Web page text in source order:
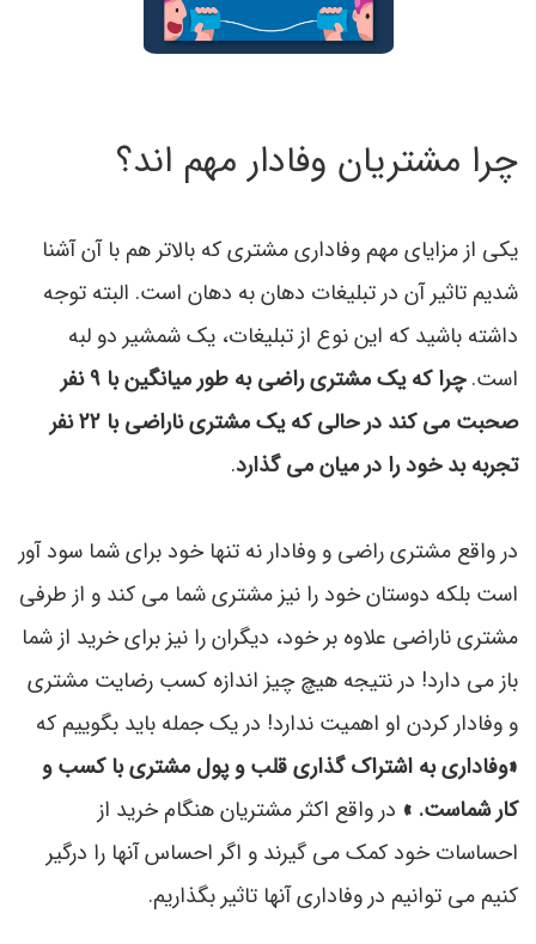
چرا مشتریان وفادار مهم اند؟
یکی از مزایای مهم وفاداری مشتری که بالاتر هم با آن آشنا
شدیم تاثیر آن در تبلیغات دهان به دهان است. البته توجه
داشته باشید كه این نوع از تبلیغات، یك شمشیر دو لبه
است.
چرا كه یك مشتری راضی به طور میانگین با 9 نفر
صحبت می كند در حالی كه یك مشتری ناراضی با 22 نفر
تجربه بد خود را در میان می گذارد.
در واقع مشتری راضی و وفادار نه تنها خود برای شما سود آور
است بلکه دوستان خود را نیز مشتری شما می کند و از طرفی
مشتری ناراضی علاوه بر خود، دیگران را نیز براي خرید از شما
باز می دارد! در نتیجه هیچ چیز اندازه کسب رضایت مشتری
و وفادار کردن او اهمیت ندارد! در یک جمله باید بگویيم که
«وفاداری به اشتراك گذاری قلب و پول مشتری با کسب و
کار شماست. » در واقع اکثر مشتریان هنگام خرید از
احساسات خود کمک می گیرند و اگر احساس آنها را درگیر
کنیم می توانیم در وفاداری آنها تاثیر بگذاریم.